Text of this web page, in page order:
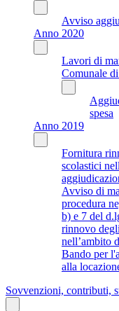
Avviso
Anno 2020
Lavori di
Comunale
spesa
Anno 2019
Fornitura
scolastici
Avviso di
procedura
b) e 7 del
rinnovo
nell’ambito
Bando per
alla
Sovvenzioni, contributi,